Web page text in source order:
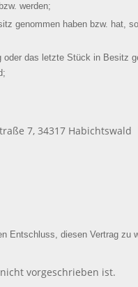
werden;
genommen haben bzw. hat,
das letzte Stück in Besitz
7, 34317 Habichtswald
Entschluss, diesen Vertrag zu
vorgeschrieben ist.